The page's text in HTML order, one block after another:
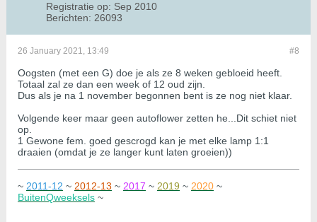
Registratie op: Sep 2010
Berichten: 26093
#8
26 January 2021, 13:49
Oogsten (met een G) doe je als ze 8 weken gebloeid heeft.
Totaal zal ze dan een week of 12 oud zijn.
Dus als je na 1 november begonnen bent is ze nog niet klaar.
Volgende keer maar geen autoflower zetten he...Dit schiet niet
op.
1 Gewone fem. goed gescrogd kan je met elke lamp 1:1
draaien (omdat je ze langer kunt laten groeien))
~ 2011-12 ~ 2012-13 ~ 2017 ~ 2019 ~ 2020 ~
BuitenQweeksels ~